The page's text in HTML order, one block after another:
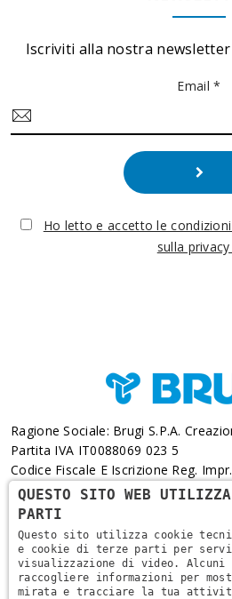
Iscriviti alla nostra
Email *
Ho letto e accetto le
sulla
Ragione Sociale: Brugi S.p.A.
Partita IVA IT0088069 023 5
Codice Fiscale E Iscrizione Reg.
REA 166179 Verona -Cap. Soc. €
Meccanogr. VR 002505
Via L. Pasteur, 6 - 37135 - Verona
+39 045 829 9111
QUESTO SITO WEB
PARTI
Questo sito utilizza cookie
e cookie di terze parti per
visualizzazione di video. Alcuni
raccogliere informazioni per
mirata e tracciare la tua